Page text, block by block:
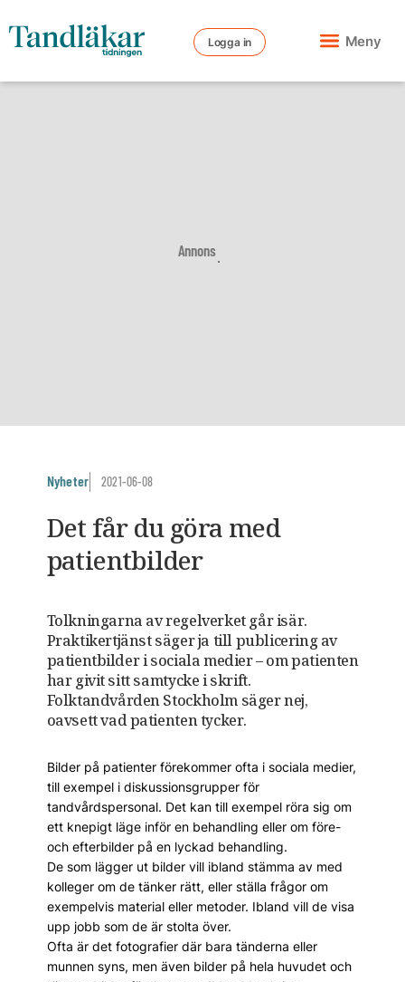
Logga in Meny
Annons
Nyheter 2021-06-08
Det får du göra med
patientbilder
Tolkningarna av regelverket går isär.
Praktikertjänst säger ja till publicering av
patientbilder i sociala medier – om patienten
har givit sitt samtycke i skrift.
Folktandvården Stockholm säger nej,
oavsett vad patienten tycker.
Bilder på patienter förekommer ofta i sociala medier,
till exempel i diskussionsgrupper för
tandvårdspersonal. Det kan till exempel röra sig om
ett knepigt läge inför en behandling eller om före-
och efterbilder på en lyckad behandling.
De som lägger ut bilder vill ibland stämma av med
kolleger om de tänker rätt, eller ställa frågor om
exempelvis material eller metoder. Ibland vill de visa
upp jobb som de är stolta över.
Ofta är det fotografier där bara tänderna eller
munnen syns, men även bilder på hela huvudet och